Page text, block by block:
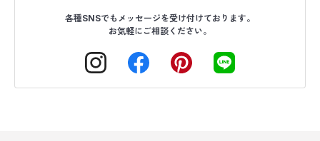
各種SNSでもメッセージを受け付けております。
お気軽にご相談ください。